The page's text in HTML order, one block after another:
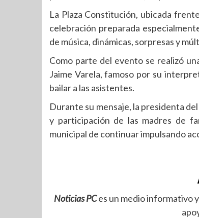
La Plaza Constitución, ubicada
celebración preparada
de música, dinámicas, sorpresas y
Como parte del evento se realizó
Jaime Varela, famoso por su
bailar a las asistentes.
Durante su mensaje, la presidenta
y participación de las madres de
municipal de continuar impulsando
Noticias PCes un medio informativo